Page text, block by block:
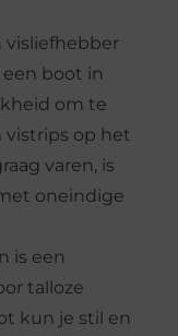
visliefhebber
boot in
om te
op het
varen, is
oneindige
is een
talloze
kun je stil en